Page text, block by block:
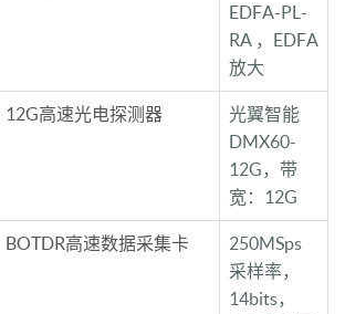
EDFA-PL-
RA ，EDFA
放大
12G高速光电探测器
光翼智能
DMX60-
12G，带
宽：12G
BOTDR高速数据采集卡
250MSps
采样率，
14bits，